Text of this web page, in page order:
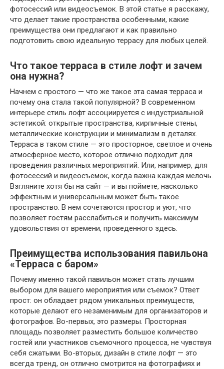
фотосессий или видеосъемок. В этой статье я расскажу,
что делает такие пространства особенными, какие
преимущества они предлагают и как правильно
подготовить свою идеальную террасу для любых целей.
Что такое терраса в стиле лофт и зачем
она нужна?
Начнем с простого — что же такое эта самая терраса и
почему она стала такой популярной? В современном
интерьере стиль лофт ассоциируется с индустриальной
эстетикой: открытые пространства, кирпичные стены,
металлические конструкции и минимализм в деталях.
Терраса в таком стиле — это просторное, светлое и очень
атмосферное место, которое отлично подходит для
проведения различных мероприятий. Или, например, для
фотосессий и видеосъемок, когда важна каждая мелочь.
Взгляните хотя бы на сайт — и вы поймете, насколько
эффектным и универсальным может быть такое
пространство. В нем сочетаются простор и уют, что
позволяет гостям расслабиться и получить максимум
удовольствия от времени, проведенного здесь.
Преимущества использования павильона
«Терраса с баром»
Почему именно такой павильон может стать лучшим
выбором для вашего мероприятия или съемок? Ответ
прост: он обладает рядом уникальных преимуществ,
которые делают его незаменимым для организаторов и
фотографов. Во-первых, это размеры. Просторная
площадь позволяет разместить большое количество
гостей или участников съемочного процесса, не чувствуя
себя сжатыми. Во-вторых, дизайн в стиле лофт — это
всегда тренд, он отлично смотрится на фотографиях и